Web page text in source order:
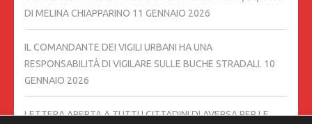
DI MELINA CHIAPPARINO 11 GENNAIO 2026
IL COMANDANTE DEI VIGILI URBANI HA UNA
RESPONSABILITÀ DI VIGILARE SULLE BUCHE STRADALI. 10
GENNAIO 2026
LETTERA APERTA A TUTTI I CITTADINI DI AVERSA PER LE